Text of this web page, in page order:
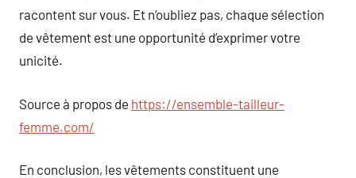
racontent sur vous. Et n’oubliez pas, chaque sélection
de vêtement est une opportunité d’exprimer votre
unicité.
Source à propos de https://ensemble-tailleur-
femme.com/
En conclusion, les vêtements constituent une